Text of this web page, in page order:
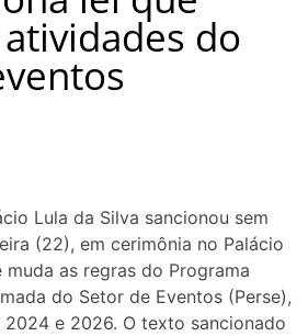
do
Lula da Silva sancionou sem
(22), em cerimônia no Palácio
as regras do Programa
do Setor de Eventos (Perse),
e 2026. O texto sancionado